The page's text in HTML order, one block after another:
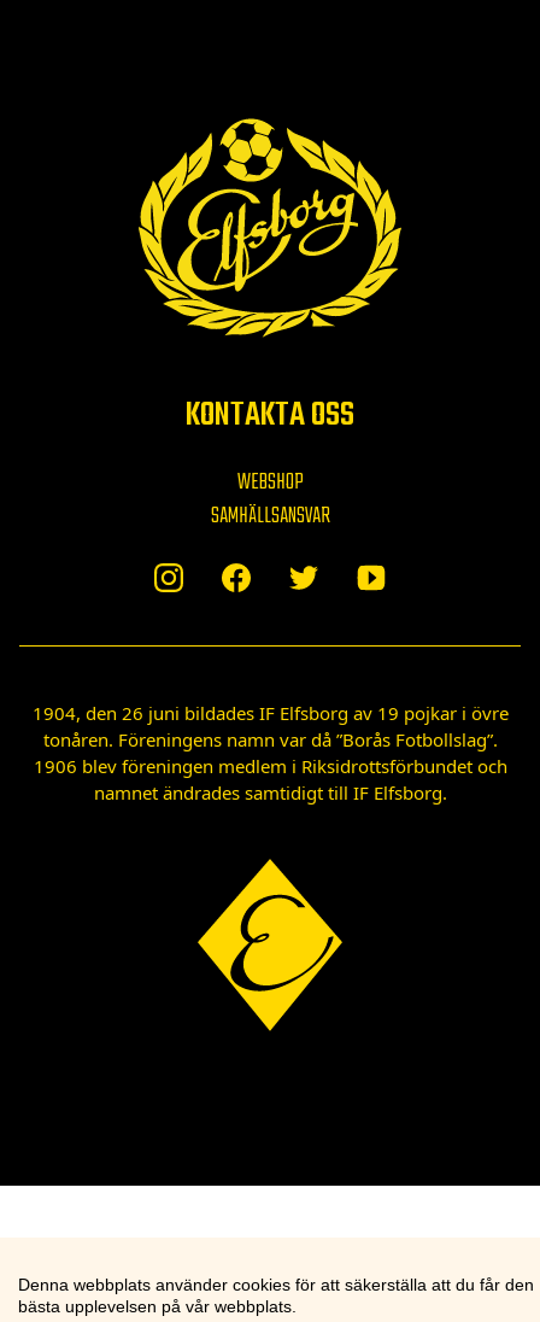
KONTAKTA OSS
WEBSHOP
SAMHÄLLSANSVAR
1904, den 26 juni bildades IF Elfsborg av 19 pojkar i övre
tonåren. Föreningens namn var då ”Borås Fotbollslag”.
1906 blev föreningen medlem i Riksidrottsförbundet och
namnet ändrades samtidigt till IF Elfsborg.
Denna webbplats använder cookies för att säkerställa att du får den
bästa upplevelsen på vår webbplats.